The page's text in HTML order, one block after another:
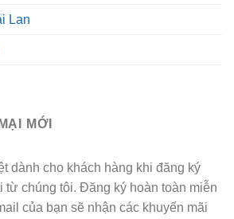
Lan
MỚI
dành cho khách hàng khi đăng ký
từ chúng tôi. Đăng ký hoàn toàn miễn
của bạn sẽ nhận các khuyến mãi